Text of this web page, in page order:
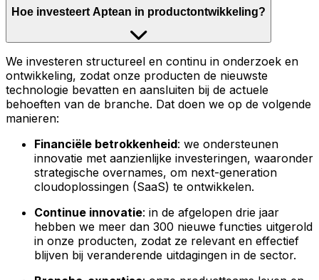
Hoe investeert Aptean in productontwikkeling?
We investeren structureel en continu in onderzoek en
ontwikkeling, zodat onze producten de nieuwste
technologie bevatten en aansluiten bij de actuele
behoeften van de branche. Dat doen we op de volgende
manieren:
Financiële betrokkenheid: we ondersteunen
innovatie met aanzienlijke investeringen, waaronder
strategische overnames, om next-generation
cloudoplossingen (SaaS) te ontwikkelen.
Continue innovatie: in de afgelopen drie jaar
hebben we meer dan 300 nieuwe functies uitgerold
in onze producten, zodat ze relevant en effectief
blijven bij veranderende uitdagingen in de sector.